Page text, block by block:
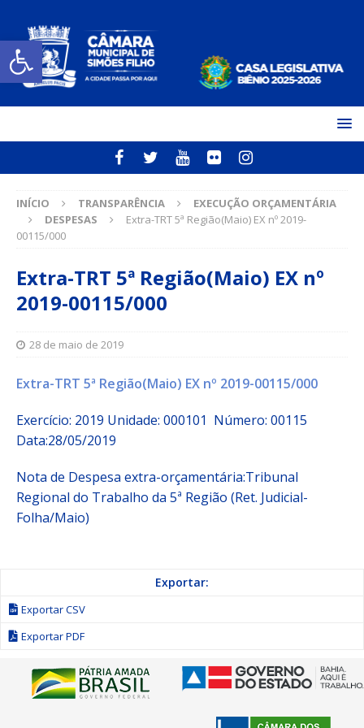
Open toolbar
INÍCIO TRANSPARÊNCIA
EXECUÇÃO ORÇAMENTÁRIA
DESPESAS
Extra-TRT 5ª Região(Maio) EX nº 2019-
00115/000
Extra-TRT 5ª Região(Maio) EX nº
2019-00115/000
28 de maio de 2019
Extra-TRT 5ª Região(Maio) EX nº 2019-00115/000
Exercício: 2019 Unidade: 000101 Número: 00115
Data:28/05/2019
Nota de Despesa extra-orçamentária:Tribunal
Regional do Trabalho da 5ª Região (Ret. Judicial-
Folha/Maio)
Exportar:
Exportar CSV
Exportar PDF